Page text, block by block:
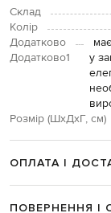
Склад
Колір
Додатково
Додатково1
у
Розмір (ШхДхГ, см)
ОПЛАТА І
ПОВЕРНЕННЯ І